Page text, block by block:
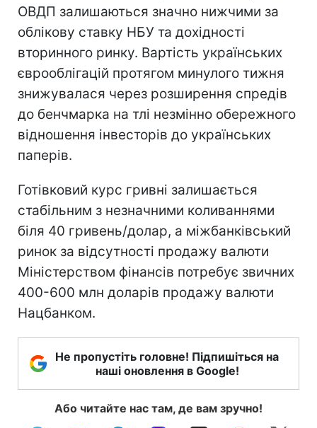
ОВДП залишаються значно нижчими за
облікову ставку НБУ та дохідності
вторинного ринку. Вартість українських
єврооблігацій протягом минулого тижня
знижувалася через розширення спредів
до бенчмарка на тлі незмінно обережного
відношення інвесторів до українських
паперів.
Готівковий курс гривні залишається
стабільним з незначними коливаннями
біля 40 гривень/долар, а міжбанківський
ринок за відсутності продажу валюти
Міністерством фінансів потребує звичних
400-600 млн доларів продажу валюти
Нацбанком.
Не пропустіть головне! Підпишіться на
наші оновлення в Google!
Або читайте нас там, де вам зручно!